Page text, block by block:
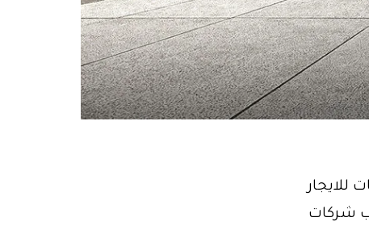
باصات للايجار
شركة نقل سياحي ايجار باص 15 راكب شركات